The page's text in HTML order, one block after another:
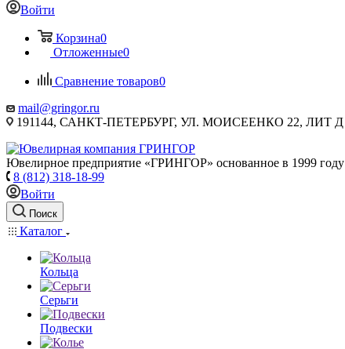
Войти
Корзина0
Отложенные0
Сравнение товаров0
mail@gringor.ru
191144, САНКТ-ПЕТЕРБУРГ, УЛ. МОИСЕЕНКО 22, ЛИТ Д
Ювелирное предприятие «ГРИНГОР» основанное в 1999 году
8 (812) 318-18-99
Войти
Поиск
Каталог
Кольца
Серьги
Подвески